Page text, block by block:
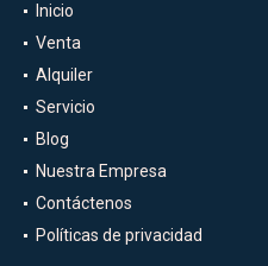
Inicio
Venta
Alquiler
Servicio
Blog
Nuestra Empresa
Contáctenos
Políticas de privacidad